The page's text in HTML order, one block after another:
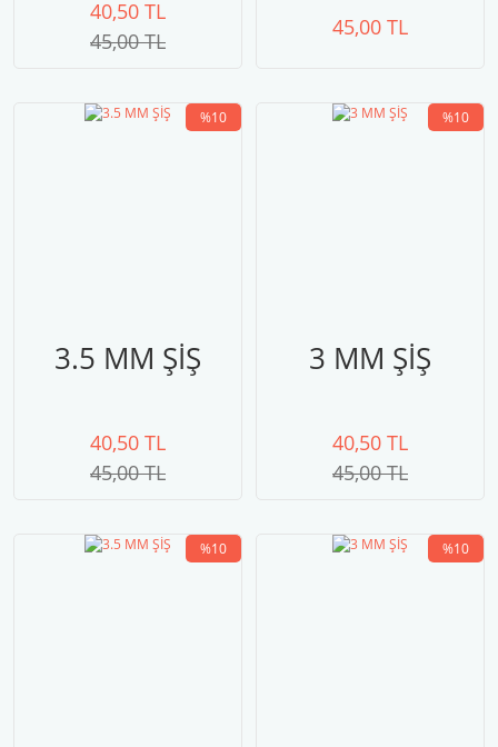
40,50 TL
45,00 TL
45,00 TL
%10
3.5 MM ŞİŞ
40,50 TL
45,00 TL
%10
3 MM ŞİŞ
40,50 TL
45,00 TL
%10 %10